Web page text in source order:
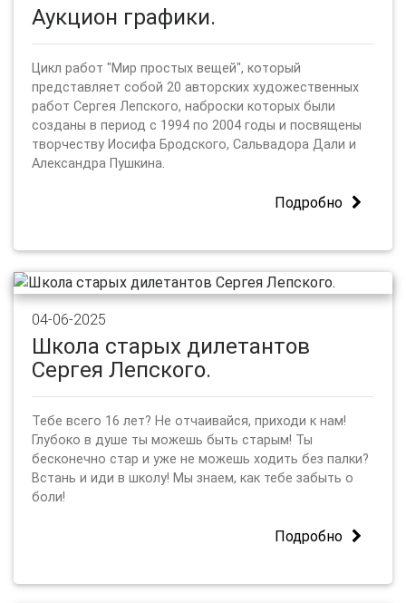
Аукцион графики.
Цикл работ "Мир простых вещей", который
представляет собой 20 авторских художественных
работ Сергея Лепского, наброски которых были
созданы в период с 1994 по 2004 годы и посвящены
творчеству Иосифа Бродского, Сальвадора Дали и
Александра Пушкина.
Подробно
04-06-2025
Школа старых дилетантов
Сергея Лепского.
Тебе всего 16 лет? Не отчаивайся, приходи к нам!
Глубоко в душе ты можешь быть старым! Ты
бесконечно стар и уже не можешь ходить без палки?
Встань и иди в школу! Мы знаем, как тебе забыть о
боли!
Подробно